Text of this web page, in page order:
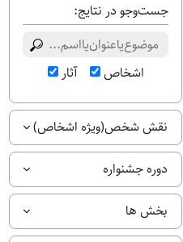
جست‌وجو در نتایج:
اشخاص آثار
نقش شخص(ویژه اشخاص)
دوره جشنواره
بخش ها